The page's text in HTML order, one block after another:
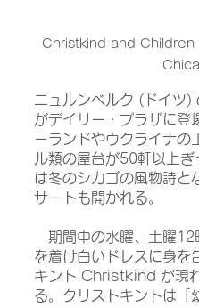
Christkind and
ニュルンベルク (ドイツ)
がデイリー・プラザに登
ーランドやウクライナの
ル類の屋台が50軒以上
は冬のシカゴの風物詩と
サートも開かれる。
期間中の水曜、土曜12
を着け白いドレスに身を
キント Christkind が現
る。クリストキントは「